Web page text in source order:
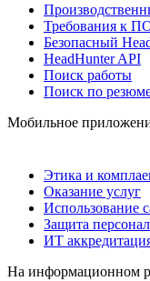
Требования к
Безопасный
HeadHunter API
Поиск работы
Поиск по
Мобильное
Этика и
Оказание услуг
Использование
Защита
ИТ
На информационном